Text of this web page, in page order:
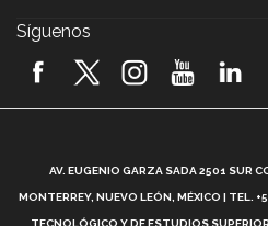
2026! (video)
¿Cómo es el Modelo
Síguenos
AV. EUGENIO GARZA SADA 2501 SUR
MONTERREY, NUEVO LEÓN, MÉXICO |